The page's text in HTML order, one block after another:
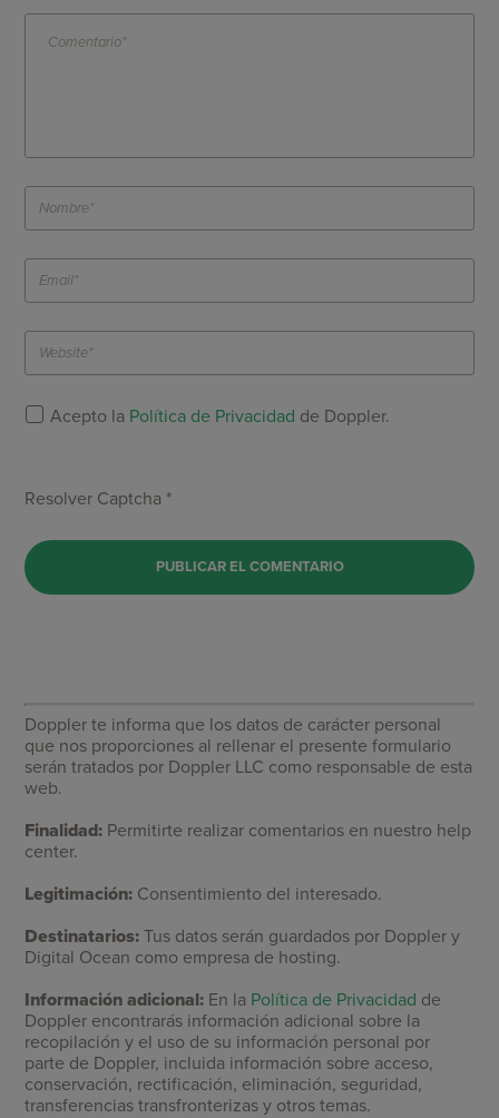
Acepto la Política de Privacidad de Doppler.
Resolver Captcha *
Doppler te informa que los datos de carácter personal
que nos proporciones al rellenar el presente formulario
serán tratados por Doppler LLC como responsable de esta
web.
Finalidad: Permitirte realizar comentarios en nuestro help
center.
Legitimación: Consentimiento del interesado.
Destinatarios: Tus datos serán guardados por Doppler y
Digital Ocean como empresa de hosting.
Información adicional: En la Política de Privacidad de
Doppler encontrarás información adicional sobre la
recopilación y el uso de su información personal por
parte de Doppler, incluida información sobre acceso,
conservación, rectificación, eliminación, seguridad,
transferencias transfronterizas y otros temas.